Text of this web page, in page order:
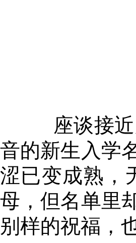
座谈接
音的新生入学
涩已变成熟，
母，但名单里
别样的祝福，